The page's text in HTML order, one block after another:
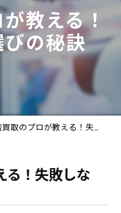
教える！
の秘訣
プロが教える！失敗しない機械選びの秘訣
る！失敗しな